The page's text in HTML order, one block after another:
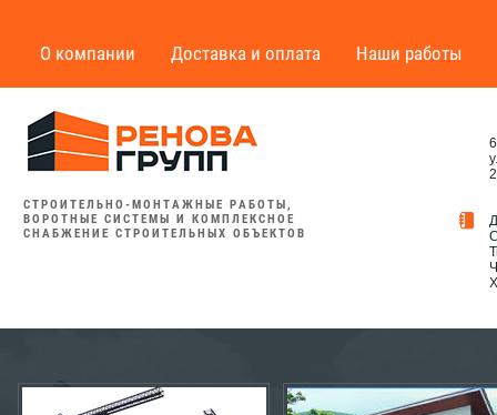
О компании Доставка и оплата Наши работы
СТРОИТЕЛЬНО-МОНТАЖНЫЕ РАБОТЫ,
ВОРОТНЫЕ СИСТЕМЫ И КОМПЛЕКСНОЕ
СНАБЖЕНИЕ СТРОИТЕЛЬНЫХ ОБЪЕКТОВ